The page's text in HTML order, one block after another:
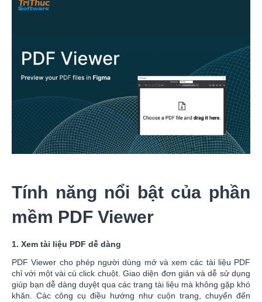
Tính năng nổi bật của phần
mềm PDF Viewer
1. Xem tài liệu PDF dễ dàng
PDF Viewer cho phép người dùng mở và xem các tài liệu PDF
chỉ với một vài cú click chuột. Giao diện đơn giản và dễ sử dụng
giúp bạn dễ dàng duyệt qua các trang tài liệu mà không gặp khó
khăn. Các công cụ điều hướng như cuộn trang, chuyển đến